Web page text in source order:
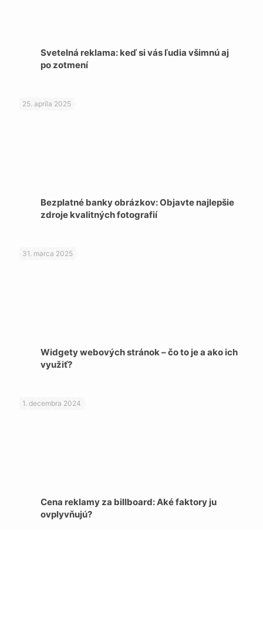
Svetelná reklama: keď si vás ľudia všimnú aj
po zotmení
25. apríla 2025
Bezplatné banky obrázkov: Objavte najlepšie
zdroje kvalitných fotografií
31. marca 2025
Widgety webových stránok – čo to je a ako ich
využiť?
1. decembra 2024
Cena reklamy za billboard: Aké faktory ju
ovplyvňujú?